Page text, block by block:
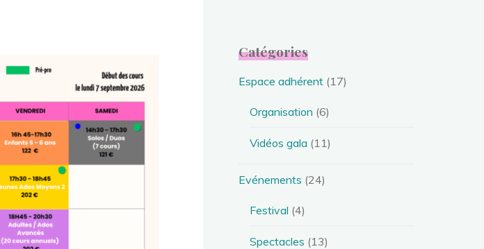
Catégories
Espace adhérent (17)
Organisation (6)
Vidéos gala (11)
Evénements (24)
Festival (4)
Spectacles (13)